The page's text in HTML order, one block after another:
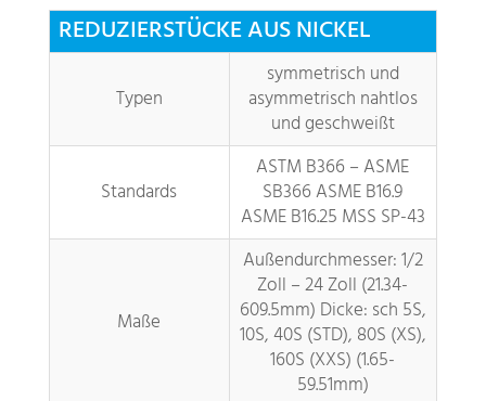
REDUZIERSTÜCKE AUS NICKEL
Typen
symmetrisch und
asymmetrisch nahtlos
und geschweißt
Standards
ASTM B366 – ASME
SB366 ASME B16.9
ASME B16.25 MSS SP-43
Maße
Außendurchmesser: 1/2
Zoll – 24 Zoll (21.34-
609.5mm) Dicke: sch 5S,
10S, 40S (STD), 80S (XS),
160S (XXS) (1.65-
59.51mm)